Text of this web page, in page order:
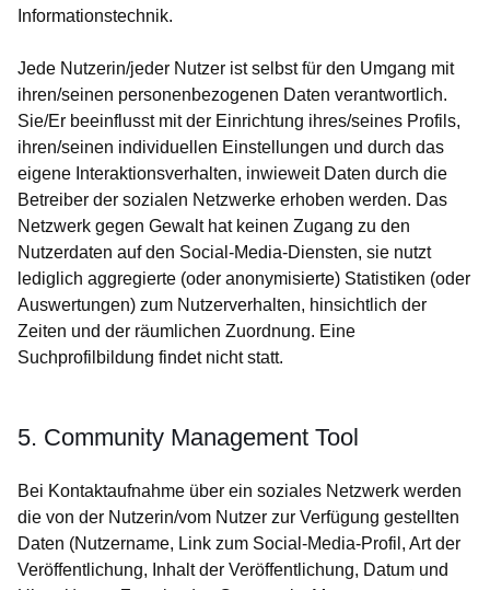
Informationstechnik.
Jede Nutzerin/jeder Nutzer ist selbst für den Umgang mit
ihren/seinen personenbezogenen Daten verantwortlich.
Sie/Er beeinflusst mit der Einrichtung ihres/seines Profils,
ihren/seinen individuellen Einstellungen und durch das
eigene Interaktionsverhalten, inwieweit Daten durch die
Betreiber der sozialen Netzwerke erhoben werden. Das
Netzwerk gegen Gewalt hat keinen Zugang zu den
Nutzerdaten auf den Social-Media-Diensten, sie nutzt
lediglich aggregierte (oder anonymisierte) Statistiken (oder
Auswertungen) zum Nutzerverhalten, hinsichtlich der
Zeiten und der räumlichen Zuordnung. Eine
Suchprofilbildung findet nicht statt.
5. Community Management Tool
Bei Kontaktaufnahme über ein soziales Netzwerk werden
die von der Nutzerin/vom Nutzer zur Verfügung gestellten
Daten (Nutzername, Link zum Social-Media-Profil, Art der
Veröffentlichung, Inhalt der Veröffentlichung, Datum und